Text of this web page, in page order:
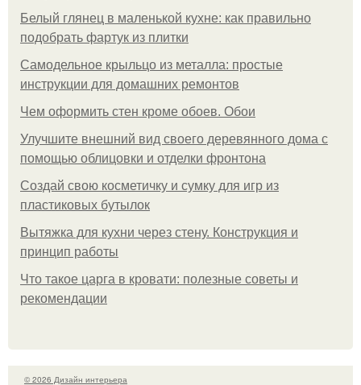
Белый глянец в маленькой кухне: как правильно
подобрать фартук из плитки
Самодельное крыльцо из металла: простые
инструкции для домашних ремонтов
Чем оформить стен кроме обоев. Обои
Улучшите внешний вид своего деревянного дома с
помощью облицовки и отделки фронтона
Создай свою косметичку и сумку для игр из
пластиковых бутылок
Вытяжка для кухни через стену. Конструкция и
принцип работы
Что такое царга в кровати: полезные советы и
рекомендации
© 2026 Дизайн интерьера